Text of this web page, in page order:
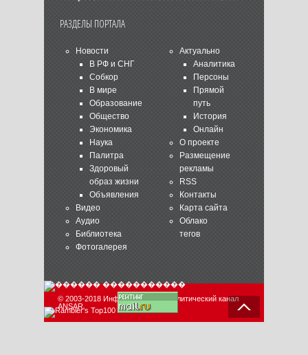
РАЗДЕЛЫ ПОРТАЛА
Новости
В РФ и СНГ
Собкор
В мире
Образование
Общество
Экономика
Наука
Палитра
Здоровый
образ жизни
Объявления
Видео
Аудио
Библиотека
Фотогалерея
Актуально
Аналитика
Персоны
Прямой
путь
История
Онлайн
О проекте
Размещение
рекламы
RSS
Контакты
Карта сайта
Облако
тегов
© 2003-2018 Информационно-аналитический канал
ANSAR